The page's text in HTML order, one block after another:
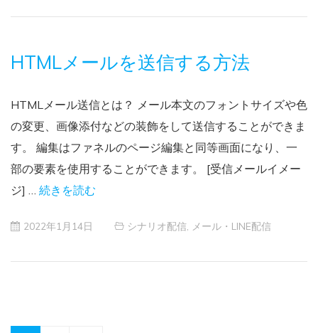
HTMLメールを送信する方法
HTMLメール送信とは？ メール本文のフォントサイズや色
の変更、画像添付などの装飾をして送信することができま
す。 編集はファネルのページ編集と同等画面になり、一
部の要素を使用することができます。 [受信メールイメー
ジ] … 続きを読む
2022年1月14日 シナリオ配信 メール・LINE配信